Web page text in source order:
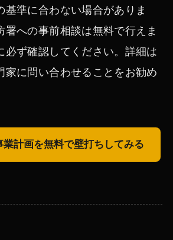
基準に合わない場合がありま
署への事前相談は無料で行えま
必ず確認してください。詳細は
家に問い合わせることをお勧め
計画を無料で壁打ちしてみる